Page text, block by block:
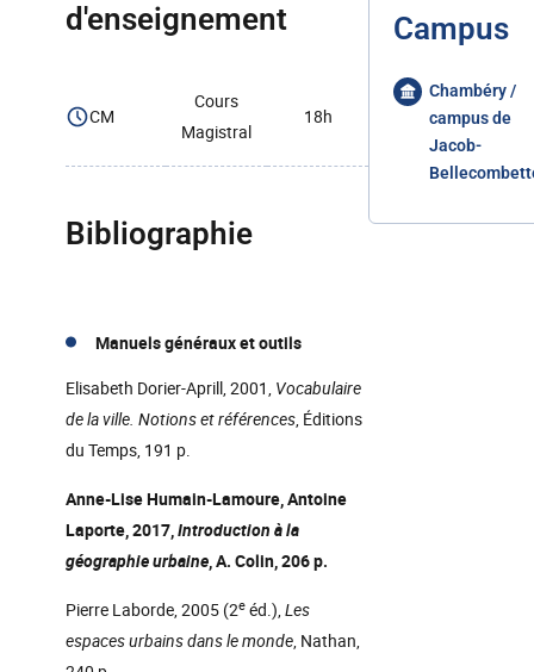
d'enseignement
CM
Cours
Magistral
18h
Bibliographie
Manuels généraux et outils
Elisabeth Dorier-Aprill, 2001, Vocabulaire
de la ville. Notions et références, Éditions
du Temps, 191 p.
Anne-Lise Humain-Lamoure, Antoine
Laporte, 2017,Introduction à la
géographie urbaine, A. Colin, 206 p.
Pierre Laborde, 2005 (2e éd.),Les
espaces urbains dans le monde, Nathan,
Campus
Chambéry /
campus de
Jacob-